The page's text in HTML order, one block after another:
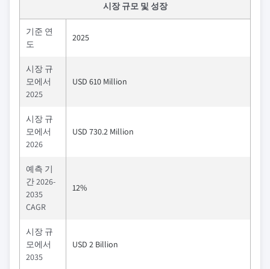
시장 규모 및 성장
기준 연
도
2025
시장 규
모에서
2025
USD 610 Million
시장 규
모에서
2026
USD 730.2 Million
예측 기
간 2026-
2035
CAGR
12%
시장 규
모에서
2035
USD 2 Billion